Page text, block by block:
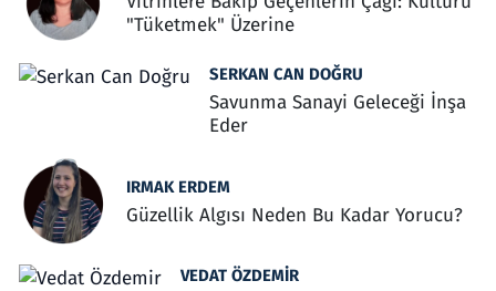
"Tüketmek" Üzerine
SERKAN CAN DOĞRU
Savunma Sanayi Geleceği İnşa
Eder
IRMAK ERDEM
Güzellik Algısı Neden Bu Kadar Yorucu?
VEDAT ÖZDEMIR